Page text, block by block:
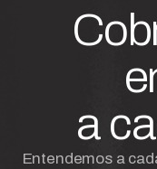
a
Entendemos a